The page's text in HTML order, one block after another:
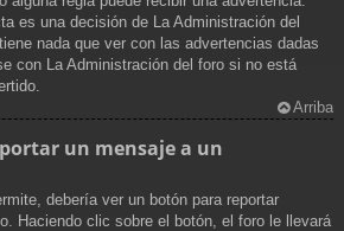
es una decisión de La Administración del
nada que ver con las advertencias dadas
con La Administración del foro si no está
Arriba
un mensaje a un
debería ver un botón para reportar
Haciendo clic sobre el botón, el foro le llevará